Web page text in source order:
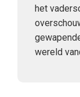
het
wereld